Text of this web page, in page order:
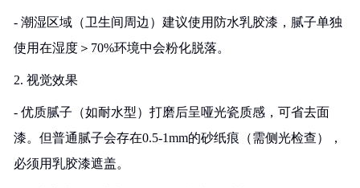
- 潮湿区域（卫生间周边）建议使用防水乳胶漆，腻子单独
使用在湿度＞70%环境中会粉化脱落。
2. 视觉效果
- 优质腻子（如耐水型）打磨后呈哑光瓷质感，可省去面
漆。但普通腻子会存在0.5-1mm的砂纸痕（需侧光检查），
必须用乳胶漆遮盖。